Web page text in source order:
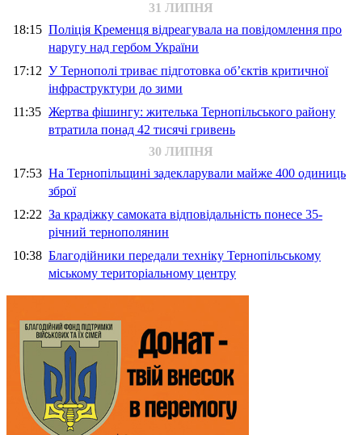
31 ЛИПНЯ
18:15 Поліція Кременця відреагувала на повідомлення про
наругу над гербом України
17:12 У Тернополі триває підготовка об’єктів критичної
інфраструктури до зими
11:35 Жертва фішингу: жителька Тернопільського району
втратила понад 42 тисячі гривень
30 ЛИПНЯ
17:53 На Тернопільщині задекларували майже 400 одиниць
зброї
12:22 За крадіжку самоката відповідальність понесе 35-
річний тернополянин
10:38 Благодійники передали техніку Тернопільському
міському територіальному центру